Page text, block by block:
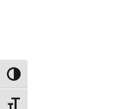
Nagy kontraszt váltása
Betűméret váltása